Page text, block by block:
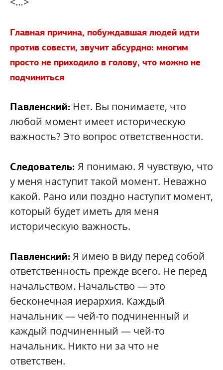
Главная причина, побуждавшая людей идти
против совести, звучит абсурдно: многим
просто не приходило в голову, что можно не
подчиниться
Павленский: Нет. Вы понимаете, что
любой момент имеет историческую
важность? Это вопрос ответственности.
Следователь: Я понимаю. Я чувствую, что
у меня наступит такой момент. Неважно
какой. Рано или поздно наступит момент,
который будет иметь для меня
историческую важность.
Павленский:Я имею в виду перед собой
ответственность прежде всего. Не перед
начальством. Начальство — это
бесконечная иерархия. Каждый
начальник — чей-то подчиненный и
каждый подчиненный — чей-то
начальник. Никто ни за что не
ответствен.